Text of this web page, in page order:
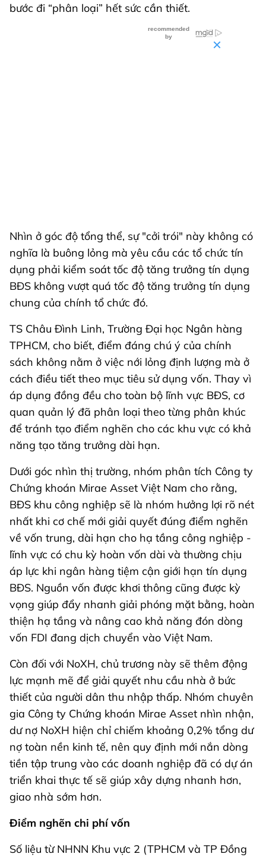
bước đi “phân loại” hết sức cần thiết.
Nhìn ở góc độ tổng thể, sự "cởi trói" này không có
nghĩa là buông lỏng mà yêu cầu các tổ chức tín
dụng phải kiểm soát tốc độ tăng trưởng tín dụng
BĐS không vượt quá tốc độ tăng trưởng tín dụng
chung của chính tổ chức đó.
TS Châu Đình Linh, Trường Đại học Ngân hàng
TPHCM, cho biết, điểm đáng chú ý của chính
sách không nằm ở việc nới lỏng định lượng mà ở
cách điều tiết theo mục tiêu sử dụng vốn. Thay vì
áp dụng đồng đều cho toàn bộ lĩnh vực BĐS, cơ
quan quản lý đã phân loại theo từng phân khúc
để tránh tạo điểm nghẽn cho các khu vực có khả
năng tạo tăng trưởng dài hạn.
Dưới góc nhìn thị trường, nhóm phân tích Công ty
Chứng khoán Mirae Asset Việt Nam cho rằng,
BĐS khu công nghiệp sẽ là nhóm hưởng lợi rõ nét
nhất khi cơ chế mới giải quyết đúng điểm nghẽn
về vốn trung, dài hạn cho hạ tầng công nghiệp -
lĩnh vực có chu kỳ hoàn vốn dài và thường chịu
áp lực khi ngân hàng tiệm cận giới hạn tín dụng
BĐS. Nguồn vốn được khơi thông cũng được kỳ
vọng giúp đẩy nhanh giải phóng mặt bằng, hoàn
thiện hạ tầng và nâng cao khả năng đón dòng
vốn FDI đang dịch chuyển vào Việt Nam.
Còn đối với NoXH, chủ trương này sẽ thêm động
lực mạnh mẽ để giải quyết nhu cầu nhà ở bức
thiết của người dân thu nhập thấp. Nhóm chuyên
gia Công ty Chứng khoán Mirae Asset nhìn nhận,
dư nợ NoXH hiện chỉ chiếm khoảng 0,2% tổng dư
nợ toàn nền kinh tế, nên quy định mới nắn dòng
tiền tập trung vào các doanh nghiệp đã có dự án
triển khai thực tế sẽ giúp xây dựng nhanh hơn,
giao nhà sớm hơn.
Điểm nghẽn chi phí vốn
Số liệu từ NHNN Khu vực 2 (TPHCM và TP Đồng